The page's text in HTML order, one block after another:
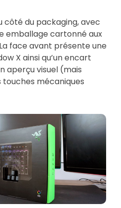
côté du packaging, avec
emballage cartonné aux
face avant présente une
X ainsi qu’un encart
aperçu visuel (mais
mécaniques